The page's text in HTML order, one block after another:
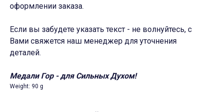
оформлении заказа.
Если вы забудете указать текст - не волнуйтесь, с
Вами свяжется наш менеджер для уточнения
деталей.
Медали Гор - для Сильных Духом!
Weight: 90 g